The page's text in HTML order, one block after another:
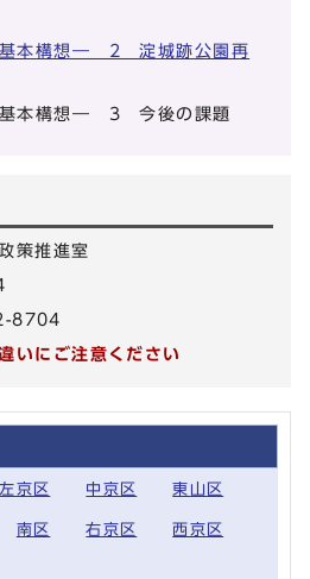
基本構想― 2 淀城跡公園再
基本構想― 3 今後の課題
策推進室
8704
いにご注意ください
左京区 中京区 東山区
南区 右京区 西京区